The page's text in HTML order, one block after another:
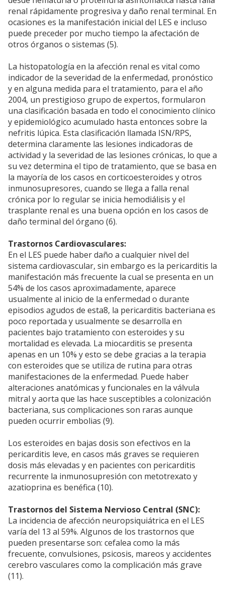
renal rápidamente progresiva y daño renal terminal. En
ocasiones es la manifestación inicial del LES e incluso
puede preceder por mucho tiempo la afectación de
otros órganos o sistemas (5).
La histopatología en la afección renal es vital como
indicador de la severidad de la enfermedad, pronóstico
y en alguna medida para el tratamiento, para el año
2004, un prestigioso grupo de expertos, formularon
una clasificación basada en todo el conocimiento clínico
y epidemiológico acumulado hasta entonces sobre la
nefritis lúpica. Esta clasificación llamada ISN/RPS,
determina claramente las lesiones indicadoras de
actividad y la severidad de las lesiones crónicas, lo que a
su vez determina el tipo de tratamiento, que se basa en
la mayoría de los casos en corticoesteroides y otros
inmunosupresores, cuando se llega a falla renal
crónica por lo regular se inicia hemodiálisis y el
trasplante renal es una buena opción en los casos de
daño terminal del órgano (6).
Trastornos Cardiovasculares:
En el LES puede haber daño a cualquier nivel del
sistema cardiovascular, sin embargo es la pericarditis la
manifestación más frecuente la cual se presenta en un
54% de los casos aproximadamente, aparece
usualmente al inicio de la enfermedad o durante
episodios agudos de esta8, la pericarditis bacteriana es
poco reportada y usualmente se desarrolla en
pacientes bajo tratamiento con esteroides y su
mortalidad es elevada. La miocarditis se presenta
apenas en un 10% y esto se debe gracias a la terapia
con esteroides que se utiliza de rutina para otras
manifestaciones de la enfermedad. Puede haber
alteraciones anatómicas y funcionales en la válvula
mitral y aorta que las hace susceptibles a colonización
bacteriana, sus complicaciones son raras aunque
pueden ocurrir embolias (9).
Los esteroides en bajas dosis son efectivos en la
pericarditis leve, en casos más graves se requieren
dosis más elevadas y en pacientes con pericarditis
recurrente la inmunosupresión con metotrexato y
azatioprina es benéfica (10).
Trastornos del Sistema Nervioso Central (SNC):
La incidencia de afección neuropsiquiátrica en el LES
varía del 13 al 59%. Algunos de los trastornos que
pueden presentarse son: cefalea como la más
frecuente, convulsiones, psicosis, mareos y accidentes
cerebro vasculares como la complicación más grave
(11).